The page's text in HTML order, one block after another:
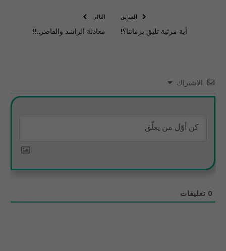
السابق
أية مرثية تليق بزماننا؟!
التالي
معادلة الراشد والقاصر..!!
الاشتراك
0 تعليقات